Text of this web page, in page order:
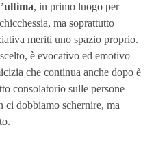
, in primo luogo per
ma soprattutto
meriti uno spazio proprio.
è evocativo ed emotivo
che continua anche dopo è
consolatorio sulle persone
ci dobbiamo schernire, ma